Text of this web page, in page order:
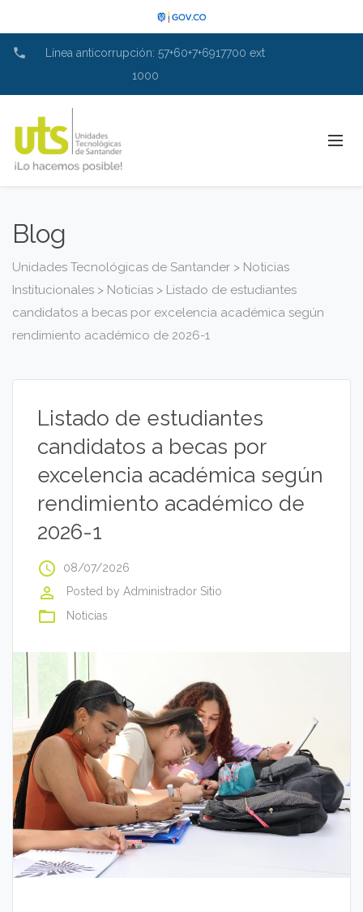
phone
Línea anticorrupción: 57+60+7+6917700 ext
1000
Blog
Unidades Tecnológicas de Santander > Noticias
Institucionales > Noticias > Listado de estudiantes
candidatos a becas por excelencia académica según
rendimiento académico de 2026-1
Listado de estudiantes
candidatos a becas por
excelencia académica según
rendimiento académico de
2026-1
access_time 08/07/2026
perm_identity Posted by Administrador Sitio
folder_open Noticias